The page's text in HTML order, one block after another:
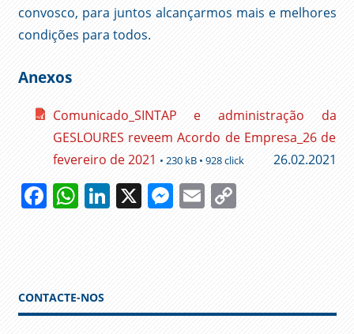
convosco, para juntos alcançarmos mais e melhores
condições para todos.
Anexos
Comunicado_SINTAP e administração da
GESLOURES reveem Acordo de Empresa_26 de
fevereiro de 2021 • 230 kB • 928 click 26.02.2021
Facebook
WhatsApp
LinkedIn
X Messenger
EmailCopy
PISCINAS
CONTACTE-NOS